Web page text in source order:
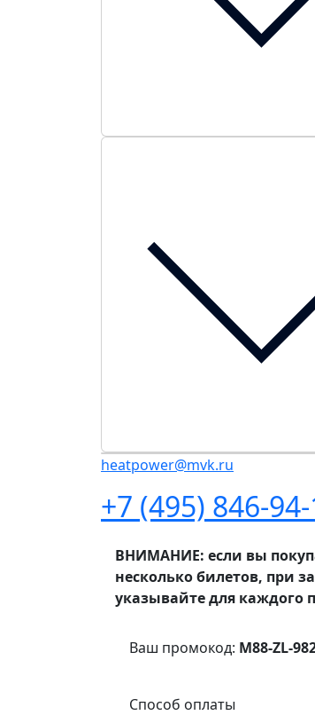
heatpower@mvk.ru
+7 (495) 846-
ВНИМАНИЕ: если вы
несколько билетов, при
указывайте для каждого
Ваш промокод: M88-ZL-
Способ оплаты